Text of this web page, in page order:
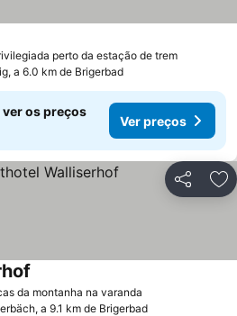
perto da estação de tremVer
a 6.0 km de Brigerbad
ver os preços
Ver preços
Partilhar
da montanha na varanda
a 9.1 km de Brigerbad